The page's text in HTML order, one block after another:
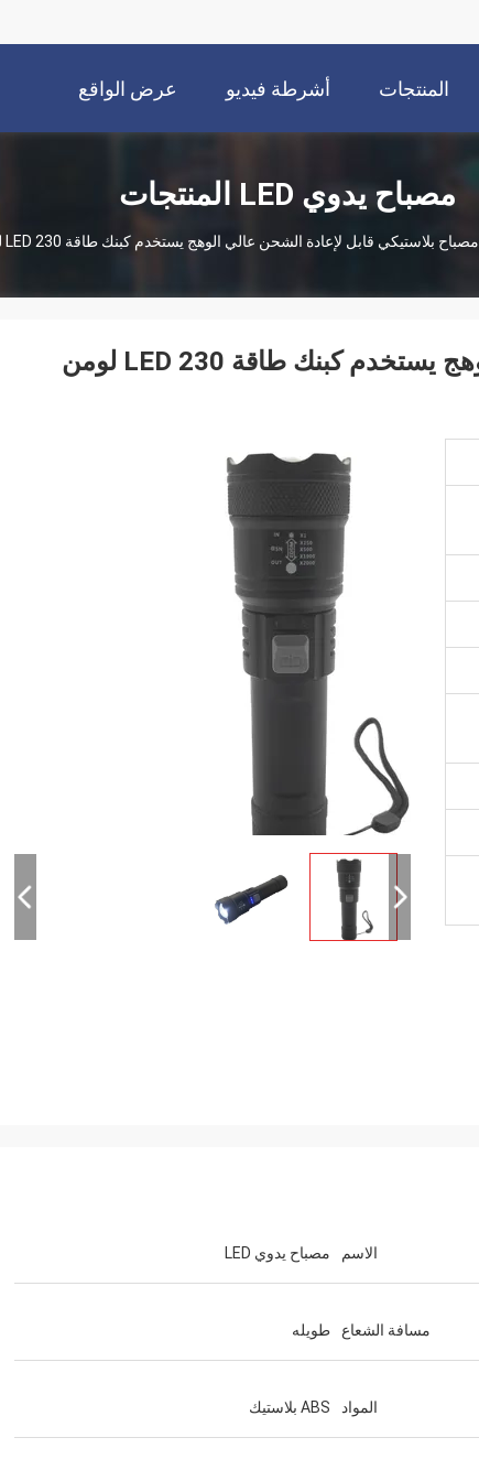
المنتجات أشرطة فيديو عرض الواقع
الافتراضي مصباح يدوي LED المنتجات
مصباح بلاستيكي قابل لإعادة الشحن عالي الوهج يستخدم كبنك طاقة LED 230 لومن ماكس.
لقد كانت Bestlite شركة رائعة للعمل معها
أسهل كثيرًا بسبب مهنيتك ومعرفتك واستعدادك
للتعاون في مثل هذه المجموعة المتنوعة من
مصباح بلاستيكي قابل لإعادة الشحن عالي الوهج يستخدم كبنك طاقة LED 230 لومن
الاسم مصباح يدوي LED
مسافة الشعاع طويله
المواد ABS بلاستيك